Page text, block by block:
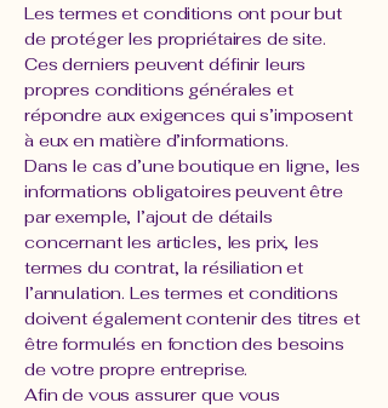
Les termes et conditions ont pour but
de protéger les propriétaires de site.
Ces derniers peuvent définir leurs
propres conditions générales et
répondre aux exigences qui s’imposent
à eux en matière d’informations.
Dans le cas d’une boutique en ligne, les
informations obligatoires peuvent être
par exemple, l’ajout de détails
concernant les articles, les prix, les
termes du contrat, la résiliation et
l’annulation. Les termes et conditions
doivent également contenir des titres et
être formulés en fonction des besoins
de votre propre entreprise.
Afin de vous assurer que vous